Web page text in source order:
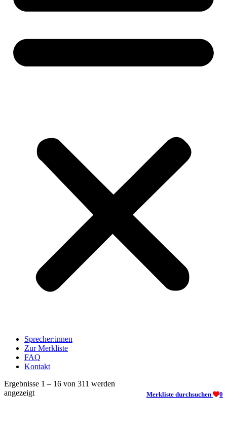
Sprecher:innen
Zur Merkliste
FAQ
Kontakt
Merkliste durchsuchen 0
Ergebnisse 1 – 16 von 311 werden
angezeigt